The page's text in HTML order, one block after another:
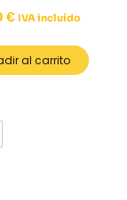
€ IVA incluído
al carrito